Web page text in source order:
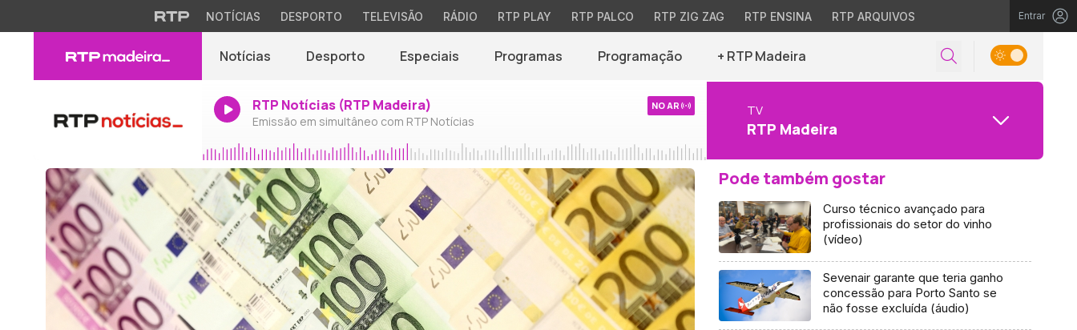
NOTÍCIAS DESPORTO TELEVISÃO RÁDIO RTP PLAY RTP PALCO RTP ZIG ZAG RTP ENSINA RTP ARQUIVOS Entrar
Notícias Desporto Especiais Programas Programação + RTP Madeira
RTP Notícias (RTP Madeira)
Emissão em simultâneo com RTP Notícias
NO AR TV
RTP Madeira
Pode também gostar
Curso técnico avançado para
profissionais do setor do vinho
(vídeo)
Sevenair garante que teria ganho
concessão para Porto Santo se
não fosse excluída (áudio)